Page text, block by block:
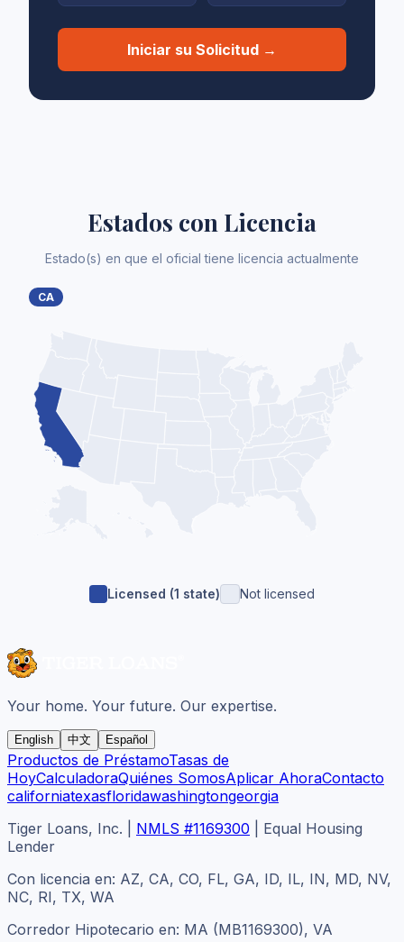
Iniciar su Solicitud →
Estados con Licencia
Estado(s) en que el oficial tiene licencia actualmente
CA
Licensed (1 state) Not licensed
Your home. Your future. Our expertise.
English 中文 Español
Productos de PréstamoTasas de
HoyCalculadoraQuiénes SomosAplicar AhoraContacto
californiatexasfloridawashingtongeorgia
Tiger Loans, Inc.
NMLS #1169300
Equal Housing
Lender
Con licencia en: AZ, CA, CO, FL, GA, ID, IL, IN, MD, NV,
NC, RI, TX, WA
Corredor Hipotecario en: MA (MB1169300), VA